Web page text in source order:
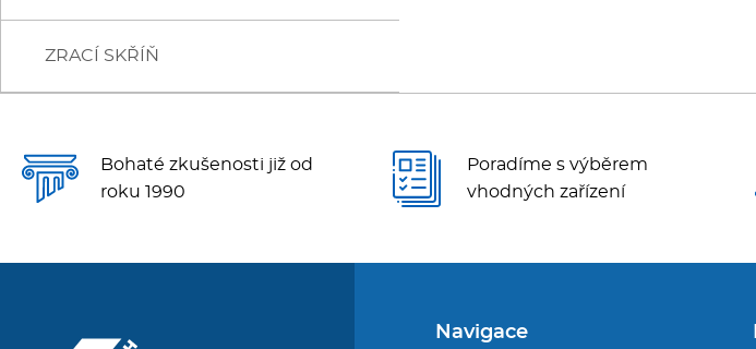
LED DRŤ-TŘÍŠŤ (zbytková voda 25%)
ZRACÍ SKŘÍŇ
Bohaté zkušenosti již od
roku 1990
Poradíme s výběrem
vhodných zařízení
Navigace